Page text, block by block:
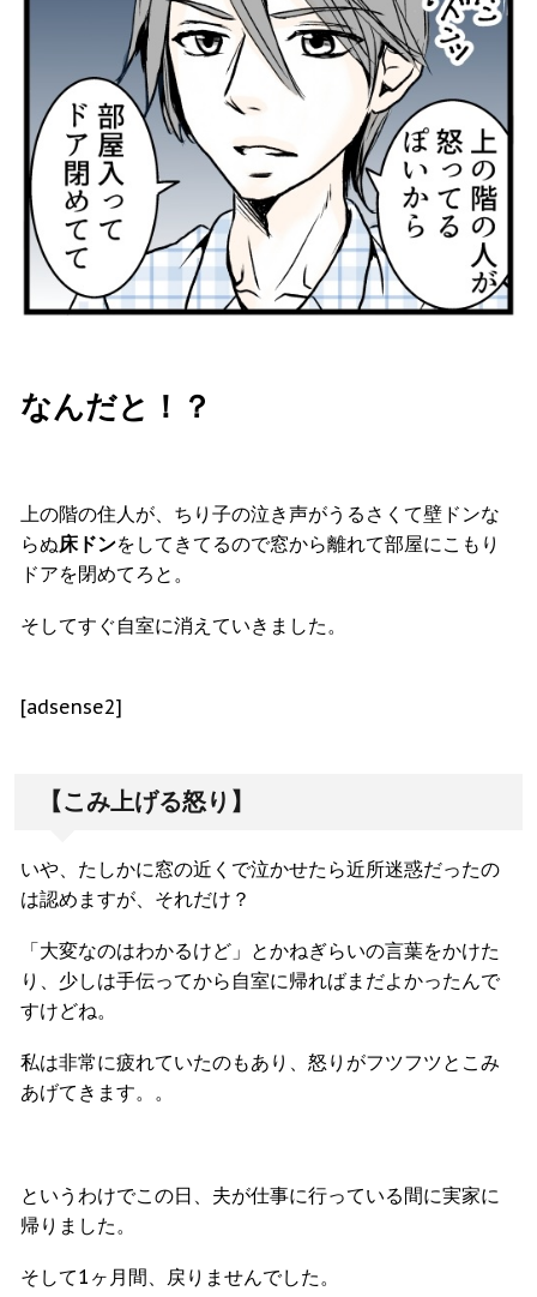
なんだと！？
上の階の住人が、ちり子の泣き声がうるさくて壁ドンな
らぬ床ドンをしてきてるので窓から離れて部屋にこもり
ドアを閉めてろと。
そしてすぐ自室に消えていきました。
[adsense2]
【こみ上げる怒り】
いや、たしかに窓の近くで泣かせたら近所迷惑だったの
は認めますが、それだけ？
「大変なのはわかるけど」とかねぎらいの言葉をかけた
り、少しは手伝ってから自室に帰ればまだよかったんで
すけどね。
私は非常に疲れていたのもあり、怒りがフツフツとこみ
あげてきます。。
というわけでこの日、夫が仕事に行っている間に実家に
帰りました。
そして1ヶ月間、戻りませんでした。